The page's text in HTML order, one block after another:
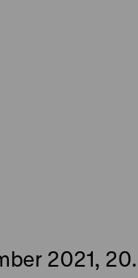
2021,